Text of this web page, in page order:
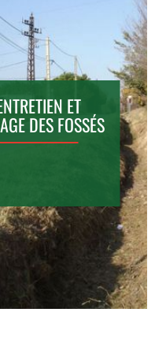
ET
DES FOSSÉS